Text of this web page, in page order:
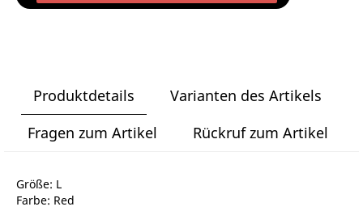
Produktdetails
Varianten des Artikels
Fragen zum Artikel
Rückruf zum Artikel
Größe: L
Farbe: Red